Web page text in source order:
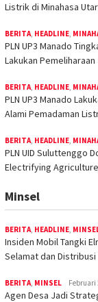
Listrik di Minahasa
BERITA, HEADLINE,
PLN UP3 Manado
Lakukan Pemeliharaan
BERITA, HEADLINE,
PLN UP3 Manado
Alami Pemadaman
BERITA, HEADLINE,
PLN UID Suluttenggo
Electrifying Agriculture
Minsel
BERITA HEADLINE
Insiden Mobil Tangki
Selamat dan Distribusi
BERITA MINSEL Februari
Agen Desa Jadi